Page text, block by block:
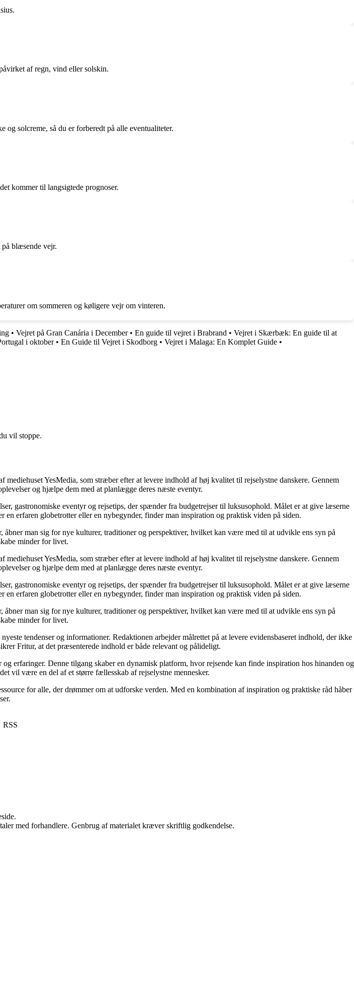
af regn, vind eller solskin.
solcreme, så du er forberedt på alle eventualiteter.
kommer til langsigtede prognoser.
blæsende vejr.
om sommeren og køligere vejr om vinteren.
• Vejret på Gran Canária i December• En guide til vejret i Brabrand • Vejret i Skærbæk: En guide til at
i oktober• En Guide til Vejret i Skodborg • Vejret i Malaga: En Komplet Guide •
vil stoppe.
YesMedia, som stræber efter at levere indhold af høj kvalitet til rejselystne danskere. Gennem
og hjælpe dem med at planlægge deres næste eventyr.
gastronomiske eventyr og rejsetips, der spænder fra budgetrejser til luksusophold. Målet er at give læserne
erfaren globetrotter eller en nybegynder, finder man inspiration og praktisk viden på siden.
man sig for nye kulturer, traditioner og perspektiver, hvilket kan være med til at udvikle ens syn på
minder for livet.
YesMedia, som stræber efter at levere indhold af høj kvalitet til rejselystne danskere. Gennem
og hjælpe dem med at planlægge deres næste eventyr.
gastronomiske eventyr og rejsetips, der spænder fra budgetrejser til luksusophold. Målet er at give læserne
erfaren globetrotter eller en nybegynder, finder man inspiration og praktisk viden på siden.
man sig for nye kulturer, traditioner og perspektiver, hvilket kan være med til at udvikle ens syn på
minder for livet.
tendenser og informationer. Redaktionen arbejder målrettet på at levere evidensbaseret indhold, der ikke
Fritur, at det præsenterede indhold er både relevant og pålideligt.
erfaringer. Denne tilgang skaber en dynamisk platform, hvor rejsende kan finde inspiration hos hinanden og
vil være en del af et større fællesskab af rejselystne mennesker.
for alle, der drømmer om at udforske verden. Med en kombination af inspiration og praktiske råd håber
RSS
med forhandlere. Genbrug af materialet kræver skriftlig godkendelse.